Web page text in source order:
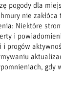
pogody dla
nie
Niektóre
i
progów
gdy